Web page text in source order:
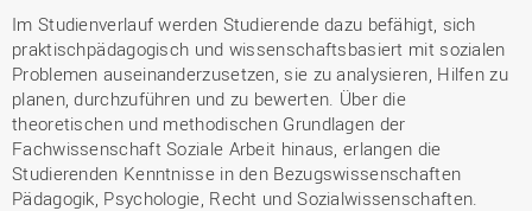
Im Studienverlauf werden Studierende dazu befähigt, sich
praktischpädagogisch und wissenschaftsbasiert mit sozialen
Problemen auseinanderzusetzen, sie zu analysieren, Hilfen zu
planen, durchzuführen und zu bewerten. Über die
theoretischen und methodischen Grundlagen der
Fachwissenschaft Soziale Arbeit hinaus, erlangen die
Studierenden Kenntnisse in den Bezugswissenschaften
Pädagogik, Psychologie, Recht und Sozialwissenschaften.